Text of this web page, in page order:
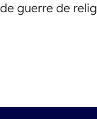
guerre de